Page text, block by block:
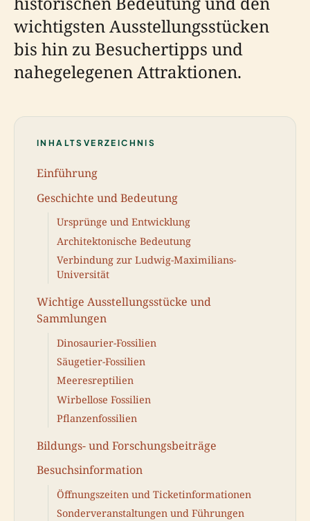
wichtigsten Ausstellungsstücken
bis hin zu Besuchertipps und
nahegelegenen Attraktionen.
INHALTSVERZEICHNIS
Einführung
Geschichte und Bedeutung
Ursprünge und Entwicklung
Architektonische Bedeutung
Verbindung zur Ludwig-Maximilians-
Universität
Wichtige Ausstellungsstücke und
Sammlungen
Dinosaurier-Fossilien
Säugetier-Fossilien
Meeresreptilien
Wirbellose Fossilien
Pflanzenfossilien
Bildungs- und Forschungsbeiträge
Besuchsinformation
Öffnungszeiten und Ticketinformationen
Sonderveranstaltungen und Führungen